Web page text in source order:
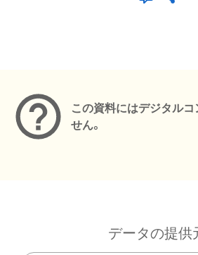
この資料にはデジタル
せん。
データの提供